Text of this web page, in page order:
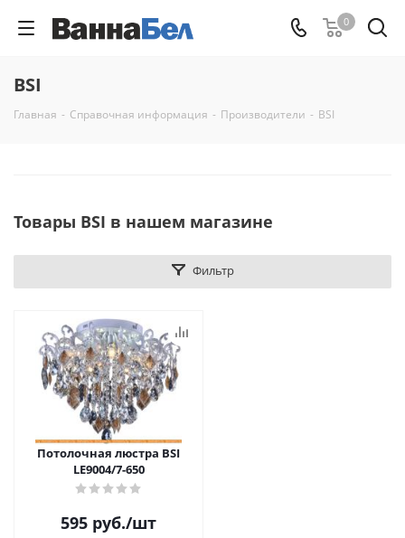
0
BSI
Главная - Справочная информация - Производители - BSI
Товары BSI в нашем магазине
Фильтр
Потолочная люстра BSI
LE9004/7-650
595 руб./шт